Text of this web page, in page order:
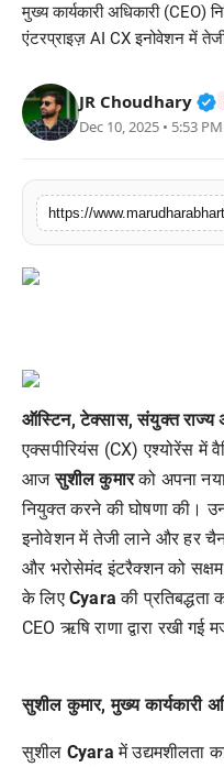
लाइफस्टाइल
बिज़नेस
टेक्नोलॉजी
शिक्षा
वीडियो
मुख्य कार्यकारी अधिकारी (CEO)
एंटरप्राइज़ AI CX इनोवेशन में
JR Choudhary
Dec 10, 2025 • 5:53 PM
ऑस्टिन, टेक्सास, संयुक्त राज्य
एक्सपीरियंस (CX) एश्योरेंस में
आजसुशील कुमारको अपना
नियुक्त करने की घोषणा की।
इनोवेशन में तेजी लाने और हर
और भरोसेमंद इंटरैक्शन को
के लिए Cyara की प्रतिबद्धता
CEO ऋषि राणा द्वारा रखी
सुशील कुमार, मुख्य कार्यकारी
सुशील Cyara में उद्यमशीलता